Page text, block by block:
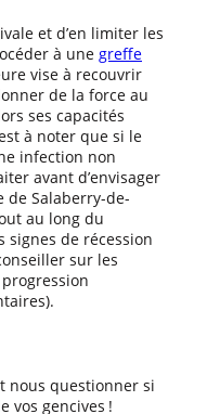
et d’en limiter les
à une greffe
vise à recouvrir
de la force au
ses capacités
à noter que si le
infection non
avant d’envisager
de Salaberry-de-
au long du
signes de récession
sur les
nous questionner si
vos gencives !